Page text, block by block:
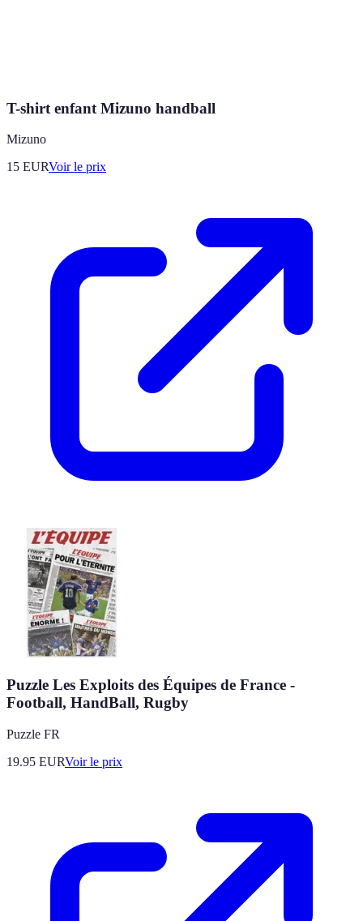
T-shirt enfant Mizuno handball
Mizuno
15 EURVoir le prix
Puzzle Les Exploits des Équipes de France -
Football, HandBall, Rugby
Puzzle FR
19.95 EURVoir le prix